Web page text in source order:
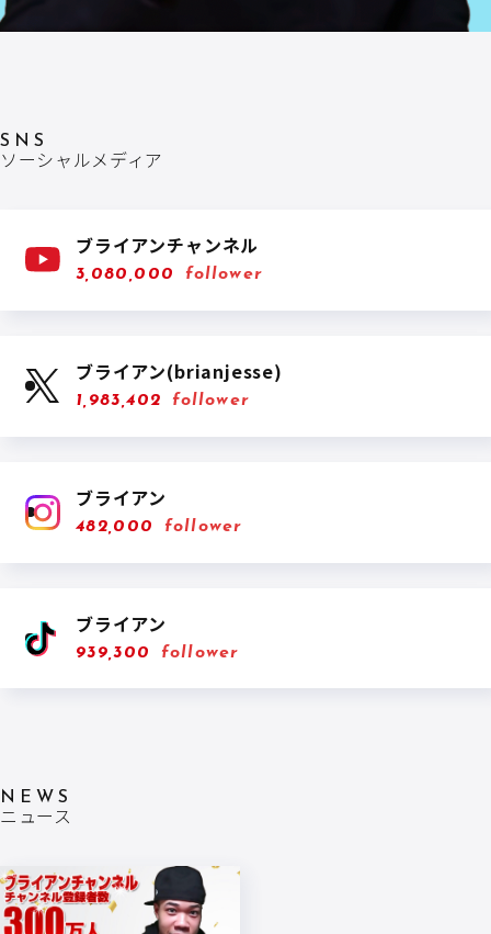
SNS
ソーシャルメディア
ブライアンチャンネル
3,080,000 follower
ブライアン(brianjesse)
1,983,402 follower
ブライアン
482,000 follower
ブライアン
939,300 follower
NEWS
ニュース